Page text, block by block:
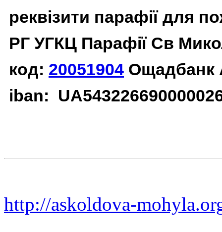
реквізити парафії для
РГ УГКЦ Парафії Св
код: 20051904 Ощадбанк
iban:
http://askoldova-